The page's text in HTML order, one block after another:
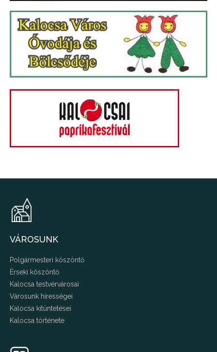
VÁROSUNK
Polgármesteri köszöntő
Érseki köszöntő
Kalocsa testvérvárosai
Városunk hírességei
Kalocsa kitüntetései
Kalocsa története